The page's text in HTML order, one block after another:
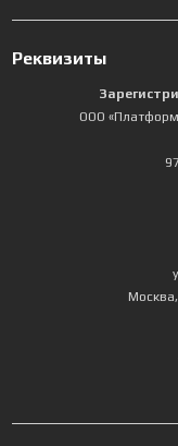
Реквизиты
ООО
Москва,